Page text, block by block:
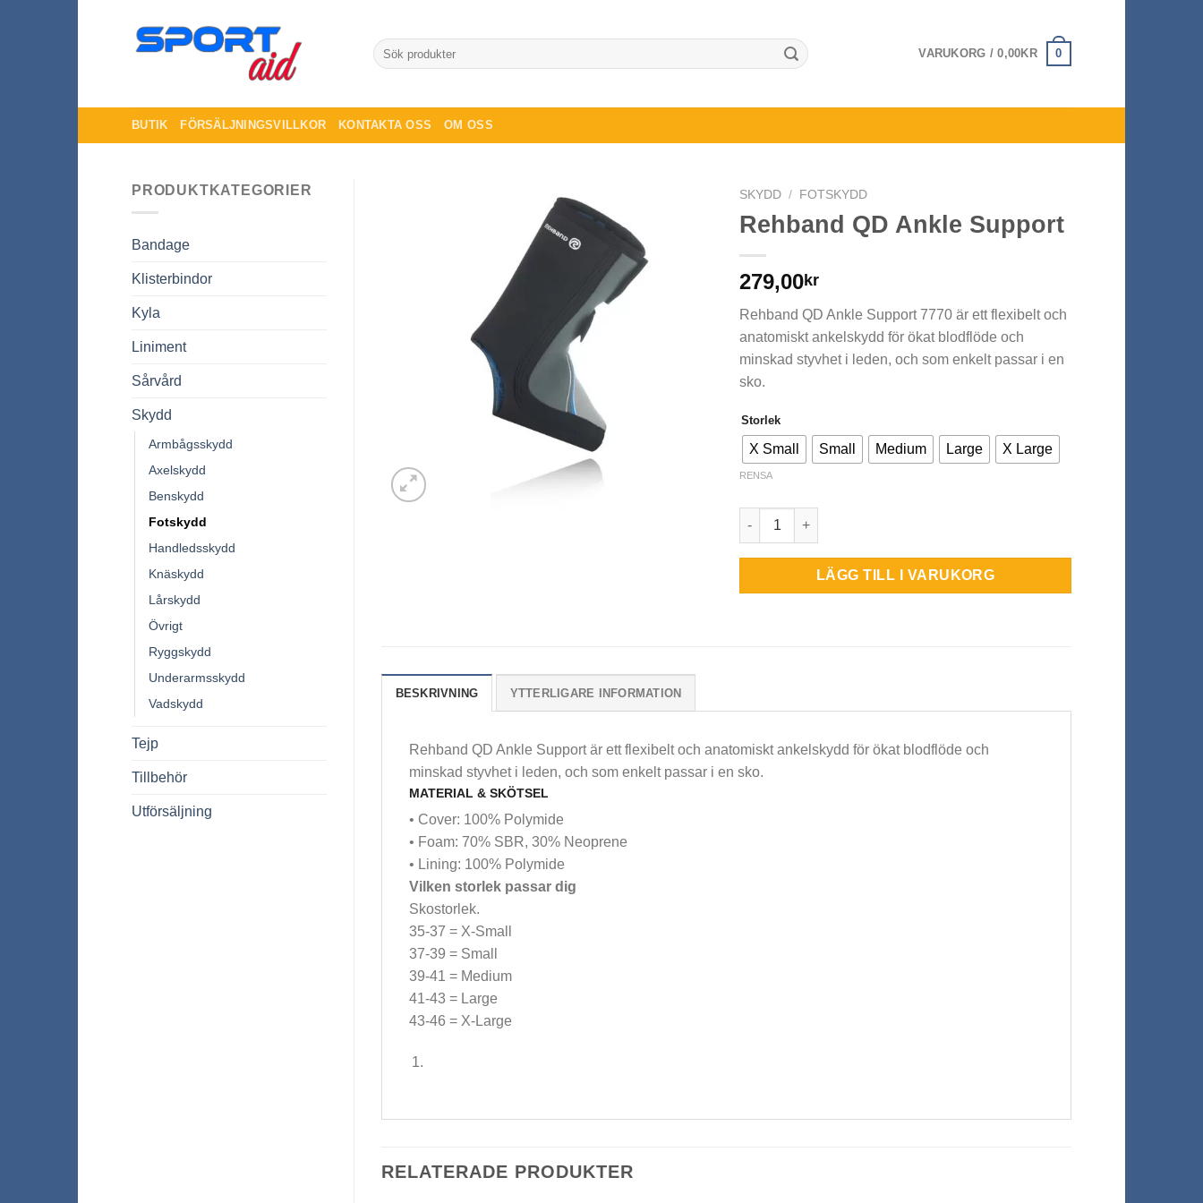
Sök
efter:
VARUKORG /0,00KR 0
BUTIK FÖRSÄLJNINGSVILLKOR KONTAKTA OSS OM OSS
PRODUKTKATEGORIER
Bandage
Klisterbindor
Kyla
Liniment
Sårvård
Skydd
Armbågsskydd
Axelskydd
Benskydd
Fotskydd
Handledsskydd
Knäskydd
Lårskydd
Övrigt
Ryggskydd
Underarmsskydd
Vadskydd
Tejp
Tillbehör
Utförsäljning
SKYDD / FOTSKYDD
Rehband QD Ankle Support
279,00kr
Rehband QD Ankle Support 7770 är ett flexibelt och
anatomiskt ankelskydd för ökat blodflöde och
minskad styvhet i leden, och som enkelt passar i en
sko.
Storlek
X Small Small Medium Large X Large
RENSA
Rehband QD Ankle Support mängd
LÄGG TILL I VARUKORG
BESKRIVNING YTTERLIGARE INFORMATION
Rehband QD Ankle Support är ett flexibelt och anatomiskt ankelskydd för ökat blodflöde och
minskad styvhet i leden, och som enkelt passar i en sko.
MATERIAL & SKÖTSEL
• Cover: 100% Polymide
• Foam: 70% SBR, 30% Neoprene
• Lining: 100% Polymide
Vilken storlek passar dig
Skostorlek.
35-37 = X-Small
37-39 = Small
39-41 = Medium
41-43 = Large
43-46 = X-Large
RELATERADE PRODUKTER